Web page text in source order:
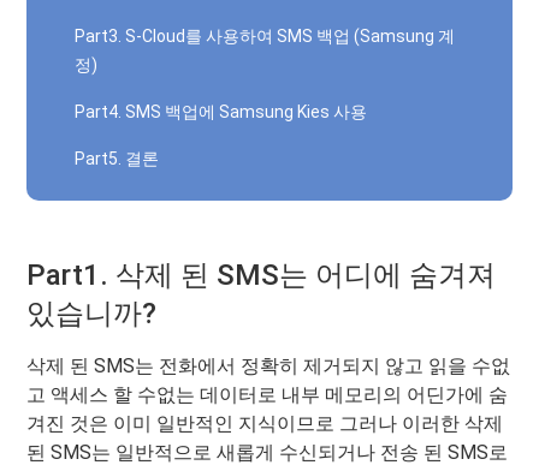
Part3. S-Cloud를 사용하여 SMS 백업 (Samsung 계
정)
Part4. SMS 백업에 Samsung Kies 사용
Part5. 결론
Part1. 삭제 된 SMS는 어디에 숨겨져
있습니까?
삭제 된 SMS는 전화에서 정확히 제거되지 않고 읽을 수없
고 액세스 할 수없는 데이터로 내부 메모리의 어딘가에 숨
겨진 것은 이미 일반적인 지식이므로 그러나 이러한 삭제
된 SMS는 일반적으로 새롭게 수신되거나 전송 된 SMS로